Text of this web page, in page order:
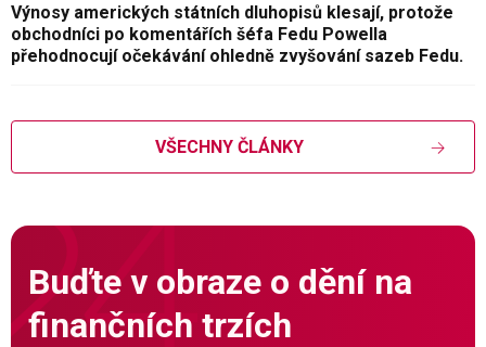
Výnosy amerických státních dluhopisů klesají, protože
obchodníci po komentářích šéfa Fedu Powella
přehodnocují očekávání ohledně zvyšování sazeb Fedu.
VŠECHNY ČLÁNKY
Buďte v obraze o dění na
finančních trzích